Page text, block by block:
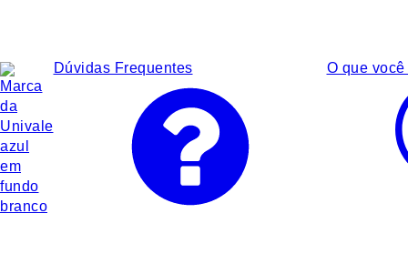
Dúvidas Frequentes O que